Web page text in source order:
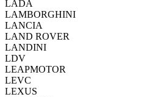
LADA
LAMBORGHINI
LANCIA
LAND ROVER
LANDINI
LDV
LEAPMOTOR
LEVC
LEXUS